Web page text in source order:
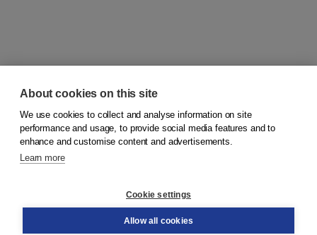
© 2026Koninklijke Boom uitgevers
Order
About cookies on this site
We use cookies to collect and analyse information on site
performance and usage, to provide social media features and to
enhance and customise content and advertisements.
Learn more
Cookie settings
Allow all cookies